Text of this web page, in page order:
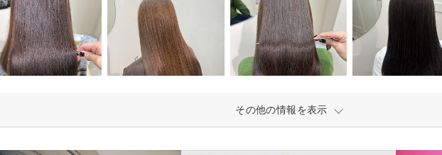
その他の情報を表示